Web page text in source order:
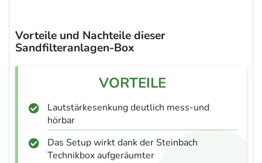
Vorteile und Nachteile dieser
Sandfilteranlagen-Box
Lautstärkesenkung deutlich mess-und
hörbar
Das Setup wirkt dank der Steinbach
Technikbox aufgeräumter